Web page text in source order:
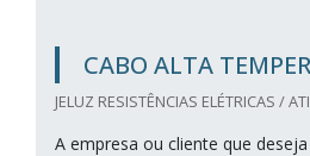
CABO ALTA
JELUZ RESISTÊNCIAS ELÉTRICAS /
A empresa ou cliente que